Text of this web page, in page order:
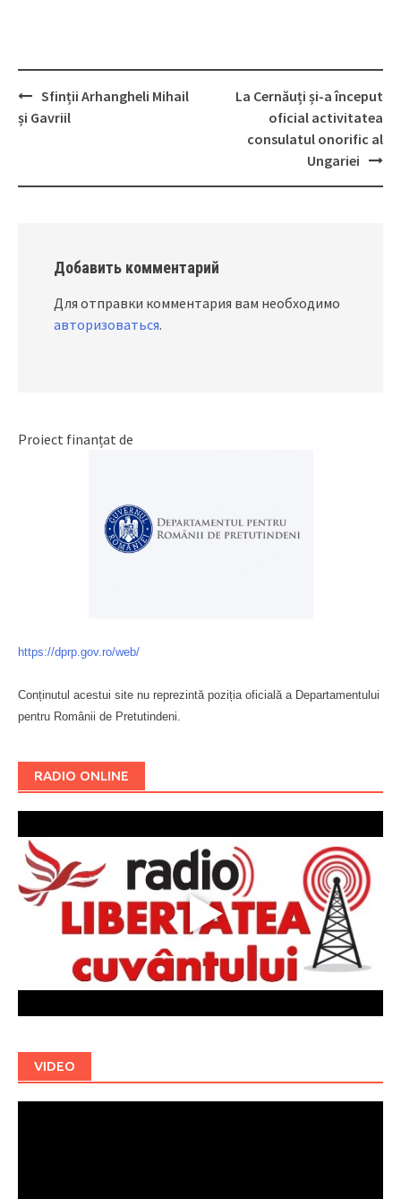
Post
Sfinții Arhangheli Mihail
și Gavriil
La Cernăuți și-a început
oficial activitatea
consulatul onorific al
Ungariei
Добавить комментарий
Для отправки комментария вам необходимо
авторизоваться.
Proiect finanțat de
https://dprp.gov.ro/web/
Conținutul acestui site nu reprezintă poziția oficială a Departamentului
pentru Românii de Pretutindeni.
RADIO ONLINE
VIDEO